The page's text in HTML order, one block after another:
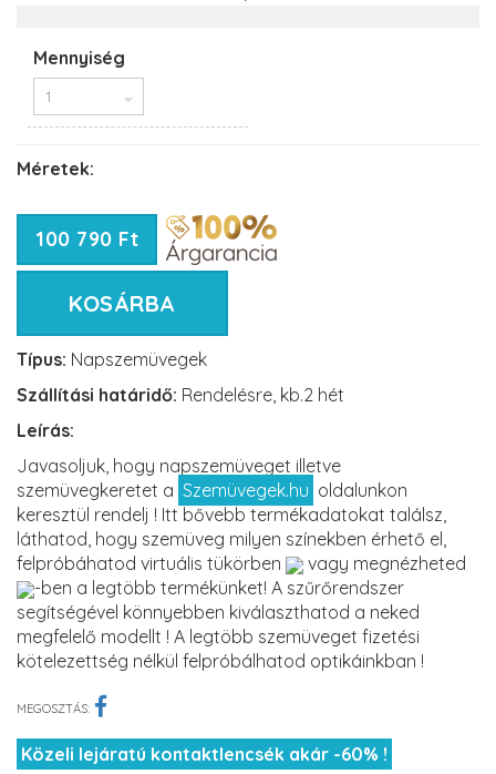
Mennyiség
Méretek:
100 790 Ft
KOSÁRBA
Típus: Napszemüvegek
Szállítási határidő: Rendelésre, kb.2 hét
Leírás:
Javasoljuk, hogy napszemüveget illetve
szemüvegkeretet a Szemüvegek.hu oldalunkon
keresztül rendelj ! Itt bővebb termékadatokat találsz,
láthatod, hogy szemüveg milyen színekben érhető el,
felpróbáhatod virtuális tükörben
vagy megnézheted
-ben a legtöbb termékünket! A szűrőrendszer
segítségével könnyebben kiválaszthatod a neked
megfelelő modellt ! A legtöbb szemüveget fizetési
kötelezettség nélkül felpróbálhatod optikáinkban !
MEGOSZTÁS:
Közeli lejáratú kontaktlencsék akár -60% !